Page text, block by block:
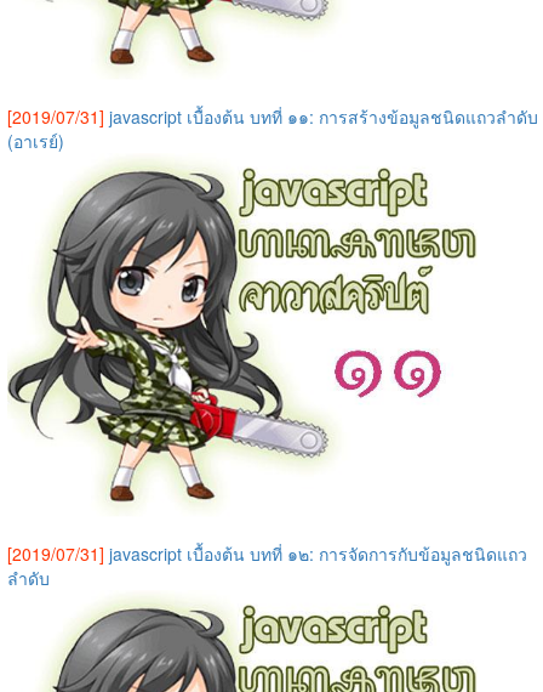
[2019/07/31] javascript เบื้องต้น บทที่ ๑๑: การสร้างข้อมูลชนิดแถวลำดับ
(อาเรย์)
[2019/07/31] javascript เบื้องต้น บทที่ ๑๒: การจัดการกับข้อมูลชนิดแถว
ลำดับ